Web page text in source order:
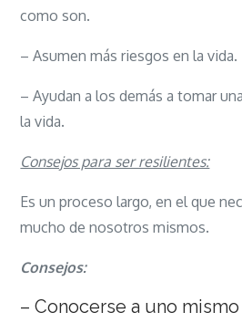
como son.
– Asumen más riesgos en la vida.
– Ayudan a los demás a tomar
la vida.
Consejos para ser resilientes:
Es un proceso largo, en el que
mucho de nosotros mismos.
Consejos:
– Conocerse a uno mismo